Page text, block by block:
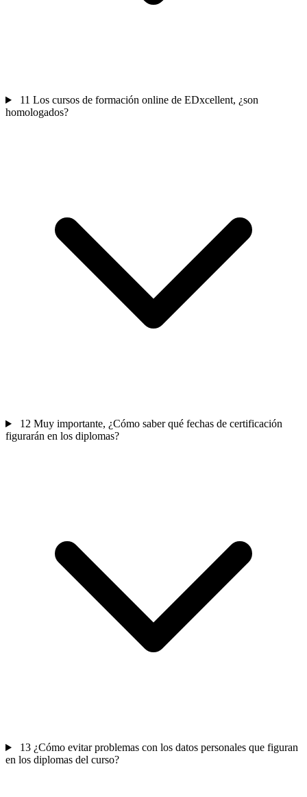
11 Los cursos de formación online de EDxcellent, ¿son
homologados?
12 Muy importante, ¿Cómo saber qué fechas de certificación
figurarán en los diplomas?
13 ¿Cómo evitar problemas con los datos personales que figuran
en los diplomas del curso?